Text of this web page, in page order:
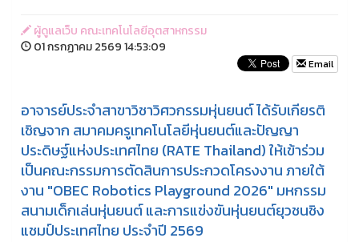
ผู้ดูแลเว็บ คณะเทคโนโลยีอุตสาหกรรม
01 กรกฏาคม 2569 14:53:09
Email
อาจารย์ประจำสาขาวิชาวิศวกรรมหุ่นยนต์ ได้รับเกียรติ
เชิญจาก สมาคมครูเทคโนโลยีหุ่นยนต์และปัญญา
ประดิษฐ์แห่งประเทศไทย (RATE Thailand) ให้เข้าร่วม
เป็นคณะกรรมการตัดสินการประกวดโครงงาน ภายใต้
งาน "OBEC Robotics Playground 2026" มหกรรม
สนามเด็กเล่นหุ่นยนต์ และการแข่งขันหุ่นยนต์ยุวชนชิง
แชมป์ประเทศไทย ประจำปี 2569